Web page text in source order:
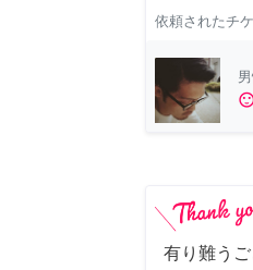
依頼されたチ
有り難うご